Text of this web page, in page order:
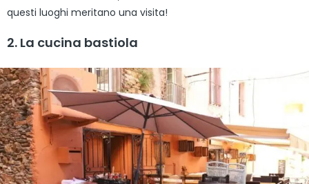
questi luoghi meritano una visita!
2. La cucina bastiola